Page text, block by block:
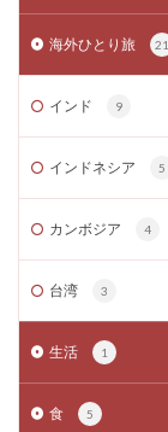
海外ひとり旅 21
インド 9
インドネシア 5
カンボジア 4
台湾 3
生活 1
食 5